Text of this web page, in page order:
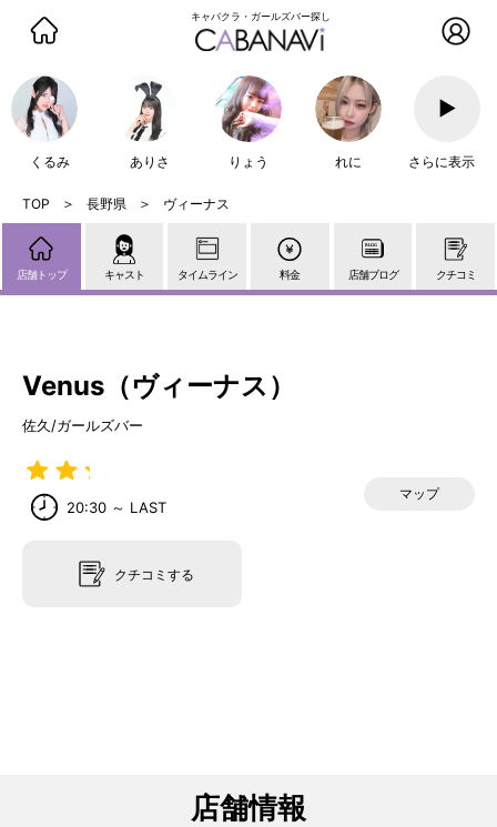
キャバクラ・ガールズバー探し
くるみ ありさ りょう れに
▶
さらに表示
長野県 ヴィーナス
Venus（ヴィーナス）
佐久/ガールズバー
20:30 ～ LAST
マップ
クチコミする
店舗トップ キャスト タイムライン 料金 店舗ブログ クチコミ
店舗情報